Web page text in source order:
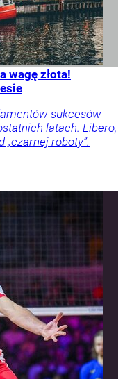
wagę złota!
sukcesów
latach. Libero,
„czarnej roboty”.